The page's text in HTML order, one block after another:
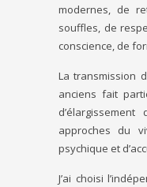
modernes, de
souffles, de
conscience, de
La transmission
anciens fait
approches du
psychique et
J’ai choisi